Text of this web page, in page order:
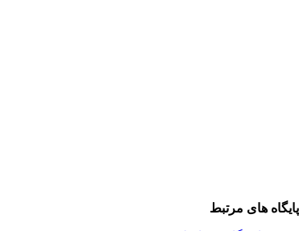
پایگاه های مرتبط